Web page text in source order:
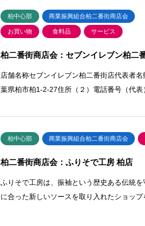
柏中心部 商業振興組合柏二番街商店会
お買い物 食料品 サービス
柏二番街商店会：セブンイレブン柏二
店舗名称セブンイレブン柏二番街店代表者
葉県柏市柏1-2-27住所（２）電話番号（代表
柏中心部 商業振興組合柏二番街商店会
柏二番街商店会：ふりそで工房 柏店
ふりそで工房は、振袖という歴史ある伝統
に合った新しいソースを取り入れたショップ